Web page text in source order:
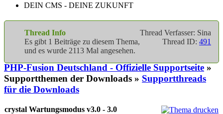
DEIN CMS - DEINE ZUKUNFT
Thread Verfasser: Sina
Thread ID: 491
Thread Info
Es gibt 1 Beiträge zu diesem Thema,
und es wurde 2113 Mal angesehen.
PHP-Fusion Deutschland - Offizielle Supportseite »
Supportthemen der Downloads » Supportthreads
für die Downloads
crystal Wartungsmodus v3.0 - 3.0